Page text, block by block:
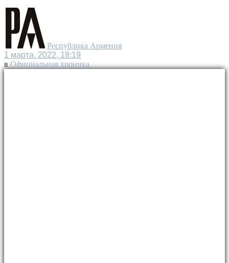
Республика Армения
1 марта, 2022, 18:19
в Официальная хроника